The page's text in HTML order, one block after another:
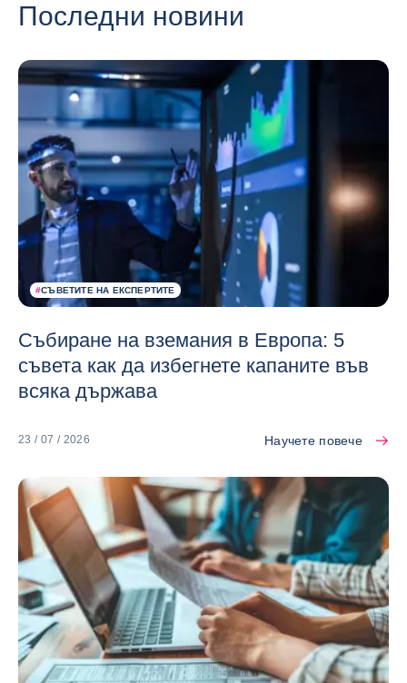
Последни новини
#СЪВЕТИТЕ НА ЕКСПЕРТИТЕ
Събиране на вземания в Европа: 5
съвета как да избегнете капаните във
всяка държава
23 / 07 / 2026 Научете повече